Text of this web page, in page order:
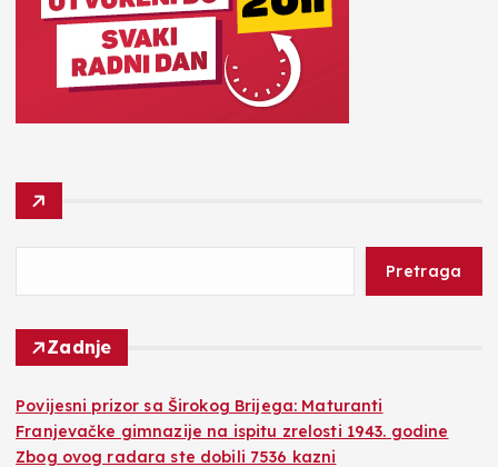
Pretraga
Zadnje
Povijesni prizor sa Širokog Brijega: Maturanti
Franjevačke gimnazije na ispitu zrelosti 1943. godine
Zbog ovog radara ste dobili 7536 kazni